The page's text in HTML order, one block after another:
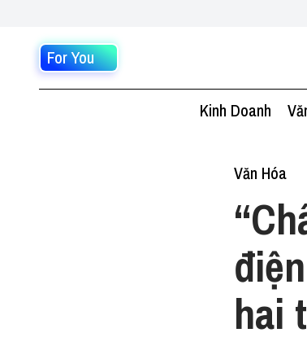
For You
Kinh Doanh
Văn Hóa
hai